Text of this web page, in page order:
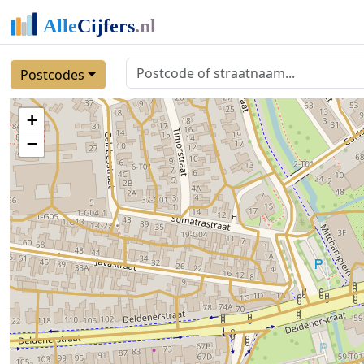
Postcodes
+
−